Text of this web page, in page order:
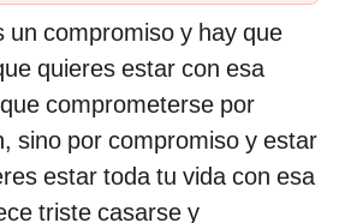
un compromiso y hay que
quieres estar con esa
comprometerse por
sino por compromiso y estar
estar toda tu vida con esa
triste casarse y